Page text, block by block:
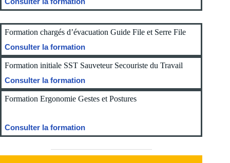
Formation chargés d’évacuation Guide File et Serre File
Consulter la formation
Formation initiale SST Sauveteur Secouriste du Travail
Consulter la formation
Formation Ergonomie Gestes et Postures
Consulter la formation